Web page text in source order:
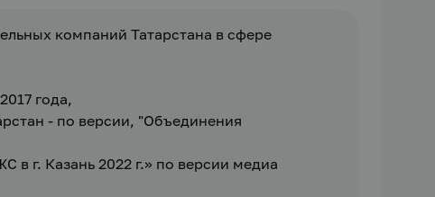
компаний Татарстана в сфере
года,
- по версии, "Объединения
в г. Казань 2022 г.» по версии медиа